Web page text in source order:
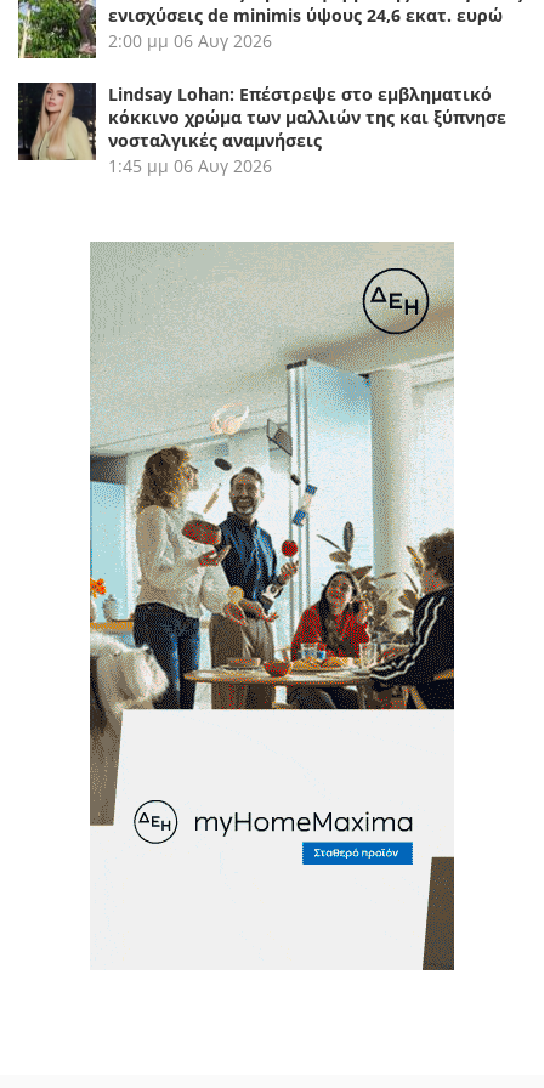
ενισχύσεις de minimis ύψους 24,6 εκατ. ευρώ
2:00 μμ 06 Αυγ 2026
Lindsay Lohan: Επέστρεψε στο εμβληματικό
κόκκινο χρώμα των μαλλιών της και ξύπνησε
νοσταλγικές αναμνήσεις
1:45 μμ 06 Αυγ 2026